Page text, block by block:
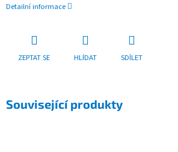
Detailní informace
ZEPTAT SE HLÍDAT SDÍLET
Související produkty